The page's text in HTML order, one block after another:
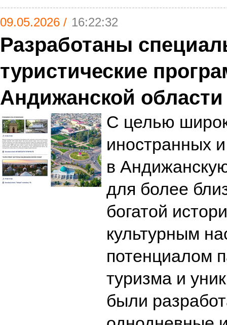
09.05.2026 / 16:22:32
Разработаны
туристические
Андижанской области
С целью
иностранных
в
для более
богатой
культурным
потенциалом
туризма и
были